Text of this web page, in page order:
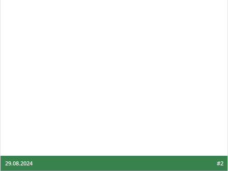
#2
29.08.2024